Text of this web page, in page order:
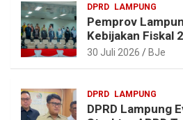
DPRD LAMPUNG
Pemprov
Kebijakan Fiskal
Realistis dan
30 Juli 2026 BJe
DPRD LAMPUNG
DPRD Lampung